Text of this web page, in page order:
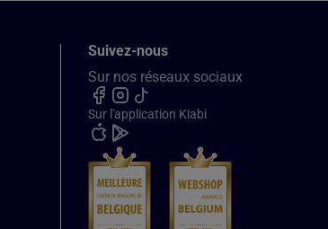
Suivez-nous
Sur nos réseaux sociaux
Sur l'application Kiabi